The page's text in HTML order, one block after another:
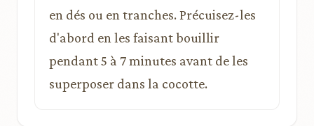
en dés ou en tranches. Précuisez-les
d'abord en les faisant bouillir
pendant 5 à 7 minutes avant de les
superposer dans la cocotte.